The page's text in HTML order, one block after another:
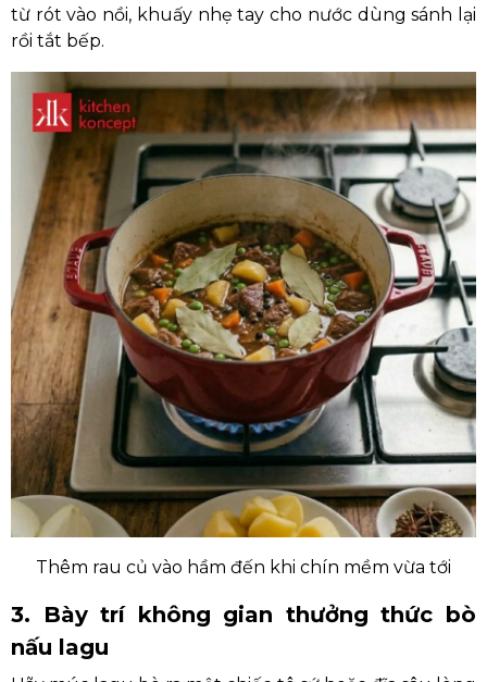
từ rót vào nồi, khuấy nhẹ tay cho nước dùng sánh lại
rồi tắt bếp.
Thêm rau củ vào hầm đến khi chín mềm vừa tới
3. Bày trí không gian thưởng thức bò
nấu lagu